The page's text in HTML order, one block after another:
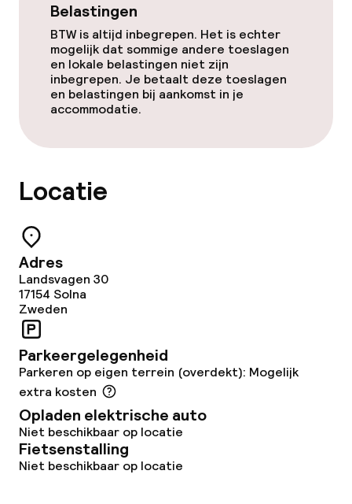
Beleid
Overal rookvrij
Belastingen
BTW is altijd inbegrepen. Het is echter
mogelijk dat sommige andere toeslagen
en lokale belastingen niet zijn
inbegrepen. Je betaalt deze toeslagen
en belastingen bij aankomst in je
accommodatie.
Locatie
Adres
Landsvagen 30
17154 Solna
Zweden
Parkeergelegenheid
Parkeren op eigen terrein (overdekt): Mogelijk
extra kosten
Opladen elektrische auto
Niet beschikbaar op locatie
Fietsenstalling
Niet beschikbaar op locatie